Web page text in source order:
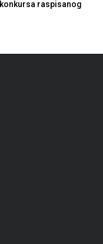
raspisanog